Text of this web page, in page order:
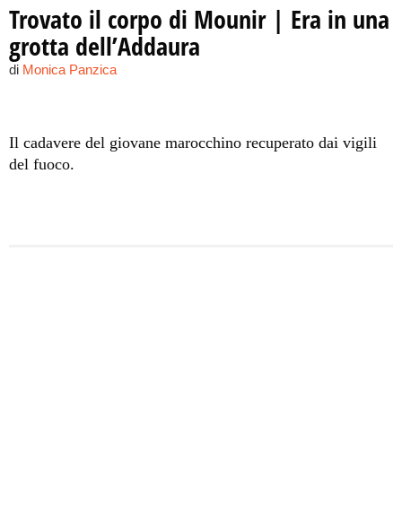
Trovato il corpo di Mounir | Era in una
grotta dell’Addaura
di Monica Panzica
Il cadavere del giovane marocchino recuperato dai vigili
del fuoco.